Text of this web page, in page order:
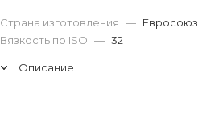
Страна изготовления — Евросоюз
Вязкость по ISO — 32
Описание